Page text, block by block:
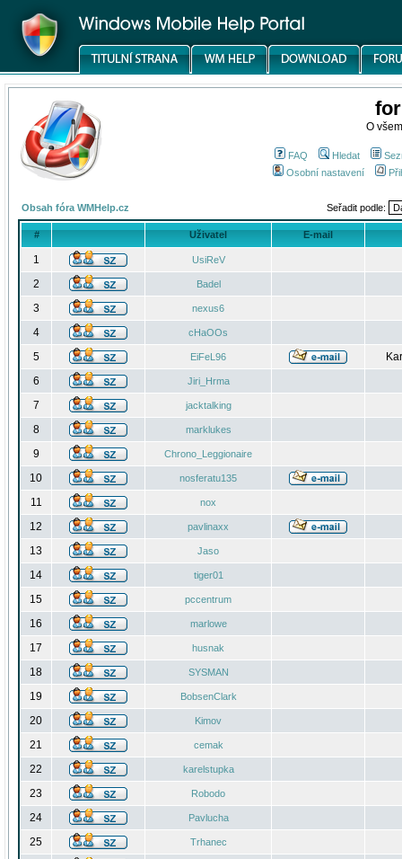
O
FAQ Hledat
Osobní nastavení
Obsah fóra WMHelp.cz Seřadit podle:
# Uživatel E-mail
1 UsiReV
2 Badel
3 nexus6
4 cHaOOs
5 EiFeL96
6
Jiri_Hrma
7 jacktalking
8 marklukes
9 Chrono_Leggionaire
10 nosferatu135
11 nox
12 pavlinaxx
13 Jaso
14 tiger01
15 pccentrum
16 marlowe
17 husnak
18 SYSMAN
19 BobsenClark
20 Kimov
21 cemak
22 karelstupka
23 Robodo
24 Pavlucha
25 Trhanec